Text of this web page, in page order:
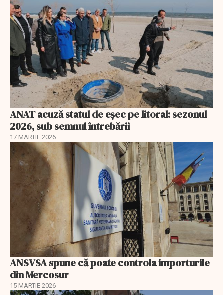
ANAT acuză statul de eșec pe litoral: sezonul
2026, sub semnul întrebării
17 MARTIE 2026
ANSVSA spune că poate controla importurile
din Mercosur
15 MARTIE 2026